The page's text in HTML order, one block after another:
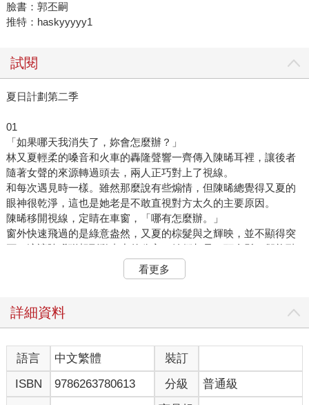
臉書：郭丕嗣
推特：haskyyyyy1
試閱
夏日計劃第二季
01
「如果哪天我消失了，妳會怎麼辦？」
林又夏輕柔的嗓音和火車的轟隆聲響一齊傳入陳晞耳裡，讓後者
隨著女聲的來源轉過頭去，兩人正巧對上了視線。
和每次遇見時一樣。雖然那麼說有些煽情，但陳晞總覺得又夏的
眼神很乾淨，這也是她老是不敢直視對方太久的主要原因。
陳晞移開視線，定睛在車窗，「哪有怎麼辦。」
窗外快速飛過的是綠意盎然，又夏的棕髮與之輝映，並不顯得突
兀。這讓陳晞聯想到動畫中的公主，她們都是一頭金髮，卻能融
入大自然，和小動物打成一片。
喔，是相處愉快的那種打成一片，不是粗暴的那種打成一片。
得自己病了。
兩人之間回歸沉默，飄蕩在空氣中的，只有火車和鐵軌發出的噪
音。陳晞看著又夏好看的側臉，不禁有些出神。
「我一定會找到妳的，就跟現在一樣。」她忍不住輕輕地說著，
聲音隱沒在雜音裡頭，對方似乎什麼也沒聽見。
看更多
詳細資料
語言 中文繁體
裝訂
ISBN
9786263780613 分級
普通級